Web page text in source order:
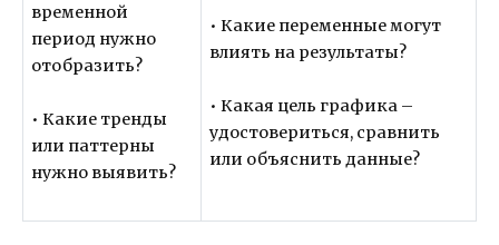
временной
период нужно
отобразить?
• Какие тренды
или паттерны
нужно выявить?
• Какие переменные могут
влиять на результаты?
• Какая цель графика –
удостовериться, сравнить
или объяснить данные?